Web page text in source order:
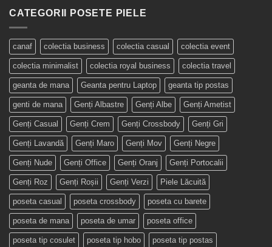
CATEGORII POSETE PIELE
canaf colectia business colectia casual colectia event
colectia minimalist colectia royal business colectia travel
geanta de mana Geanta pentru Laptop geanta tip postas
genti de mana Genți Albastre Genți Albe Genți Ametist
Genți Casual Genți Crem Genți Crossbody Genți Gri
Genți Lavandă Genți Maro Genți Mov Genți Negre
Genți Nude Genți Office Genți Oranj Genți Portocalii
Genți Roz Genți Roșii Genți Verzi Piele Lăcuită
poseta casual poseta crossbody poseta cu barete
poseta de mana poseta de umar poseta office
poseta tip cosulet poseta tip hobo poseta tip postas